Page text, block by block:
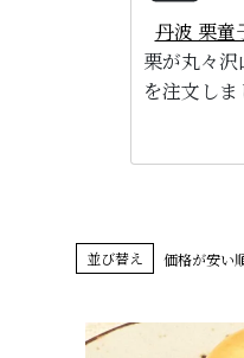
丹波 栗童
栗が丸々
を注文しま
並び替え 価格が安い